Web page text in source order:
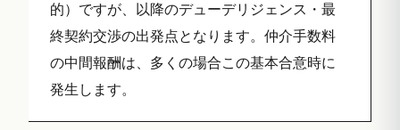
的）ですが、以降のデューデリジェンス・最
終契約交渉の出発点となります。仲介手数料
の中間報酬は、多くの場合この基本合意時に
発生します。